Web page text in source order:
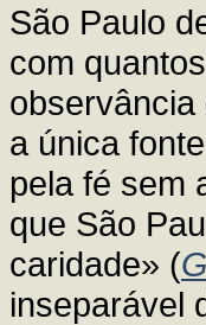
São Paulo
com
a única
pela fé sem
que São
caridade» (
inseparável